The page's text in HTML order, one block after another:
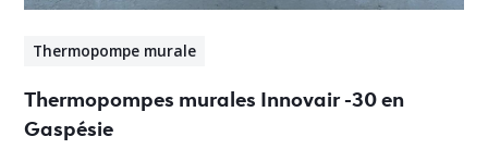
Thermopompe murale
Thermopompes murales Innovair -30 en
Gaspésie